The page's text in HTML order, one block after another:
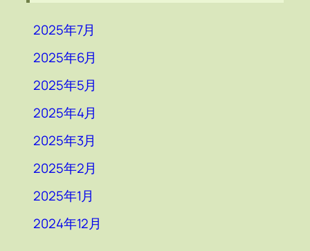
2025年7月
2025年6月
2025年5月
2025年4月
2025年3月
2025年2月
2025年1月
2024年12月